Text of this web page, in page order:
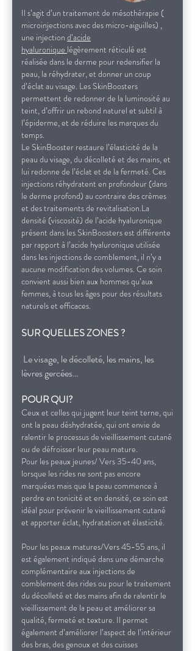
Il s’agit d’un traitement de mésothérapie (
microinjections avec des micro-aiguilles) ,
une injection d’acide
hyaluronique légèrement réticulé est
réalisée dans le derme pour redensifier la
peau, la réhydrater, et donner un coup
d’éclat au visage. Les SkinBoosters
permettent de redonner de la luminosité au
teint, d’offrir un rebond naturel et subtil à
l’épiderme, et de réduire les marques du
temps.
Le SkinBooster restaure l’élasticité de la
peau du visage, du décolleté et des mains, et
lui redonne de l’éclat et de la fermeté. Ces
injections réhydratent en profondeur (dans
le derme profond) au contraire des crèmes
et des traitements de revitalisation.La
densité (viscosité) de l’acide hyaluronique
présent dans les SkinBoosters est différente
par rapport à l’acide hyaluronique utilisée
dans les injections de comblement, il n’y a
aucune modification des volumes. Ce soin
convient aussi bien aux hommes qu’aux
femmes, à tous les âges pour des résultats
naturels et efficaces.
SUR QUELLES ZONES ?
Le visage, le décolleté, les mains, les
lèvres gercées…
POUR QUI?
Ceux et celles qui jugent leur teint terne, qui
ont la peau déshydratée, qui ont envie de
ralentir le processus de vieillissement cutané
ou de défroisser leur peau mature.
Pour les peaux jeunes/ Vers 35-40 ans,
lorsque les rides ne sont pas encore
marquées mais que la peau commence à
perdre en tonicité et en densité, ce soin est
idéal pour prévenir le vieillissement cutané
et apporter éclat, hydratation et élasticité.
Pour les peaux matures/Vers 45-55 ans, il
est également indiqué dans une démarche
complémentaire aux injections de
comblement des rides ou pour le traitement
du décolleté et des mains afin de ralentir le
vieillissement de la peau et améliorer sa
qualité, fermeté et texture. Il permet
également d’améliorer l’aspect de l’intérieur
des bras, des genoux et des cuisses